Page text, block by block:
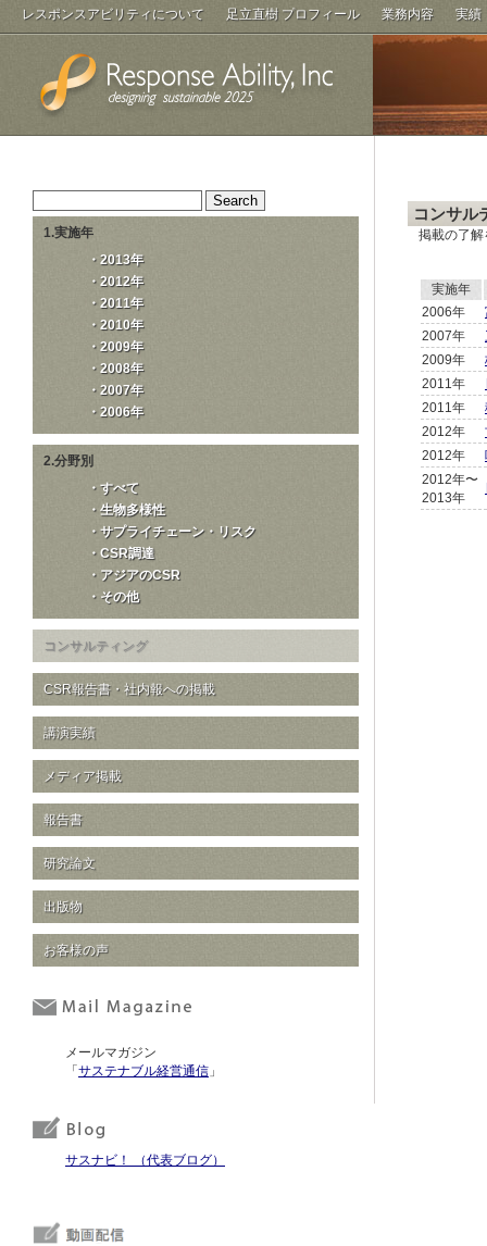
レスポンスアビリティについて 足立直樹 プロフィール 業務内容 実績
1.実施年
・2013年
・2012年
・2011年
・2010年
・2009年
・2008年
・2007年
・2006年
2.分野別
・すべて
・生物多様性
・サプライチェーン・リスク
・CSR調達
・アジアのCSR
・その他
コンサルティング
CSR報告書・社内報への掲載
講演実績
メディア掲載
報告書
研究論文
出版物
お客様の声
メールマガジン
「 サステナブル経営通信 」
サスナビ！ （代表ブログ）
コンサル
掲載の了
実施年
2006年
2007年
2009年
2011年
2011年
2012年
2012年
2012年〜
2013年